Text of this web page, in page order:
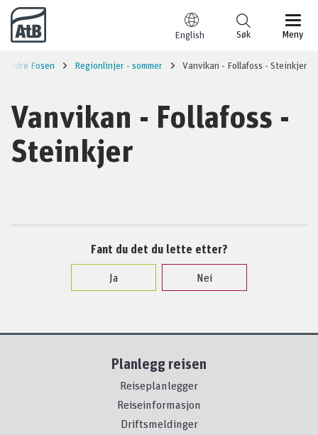
Til innhold
English Meny
Søk
Indre Fosen Regionlinjer - sommer Vanvikan - Follafoss - Steinkjer
Vanvikan - Follafoss -
Steinkjer
Fant du det du lette etter?
Ja
Nei
Planlegg reisen
Reiseplanlegger
Reiseinformasjon
Driftsmeldinger